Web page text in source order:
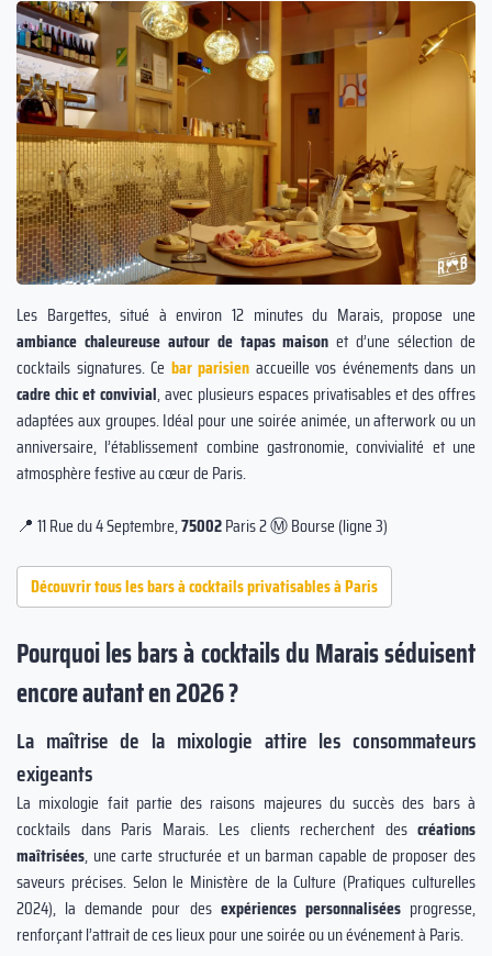
Les Bargettes, situé à environ 12 minutes du Marais, propose une
ambiance chaleureuse autour de tapas maison et d’une sélection de
cocktails signatures. Ce bar parisien accueille vos événements dans un
cadre chic et convivial, avec plusieurs espaces privatisables et des offres
adaptées aux groupes. Idéal pour une soirée animée, un afterwork ou un
anniversaire, l’établissement combine gastronomie, convivialité et une
atmosphère festive au cœur de Paris.
📍 11 Rue du 4 Septembre,75002Paris 2 Ⓜ️ Bourse (ligne 3)
Découvrir tous les bars à cocktails privatisables à Paris
Pourquoi les bars à cocktails du Marais séduisent
encore autant en 2026 ?
La maîtrise de la mixologie attire les consommateurs
exigeants
La mixologie fait partie des raisons majeures du succès des bars à
cocktails dans Paris Marais. Les clients recherchent des créations
maîtrisées, une carte structurée et un barman capable de proposer des
saveurs précises. Selon le Ministère de la Culture (Pratiques culturelles
2024), la demande pour des expériences personnaliséesprogresse,
renforçant l’attrait de ces lieux pour une soirée ou un événement à Paris.